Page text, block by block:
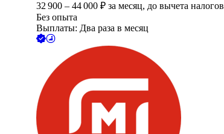
32 900 – 44 000 ₽ за месяц, до вычета налогов
Без опыта
Выплаты: Два раза в месяц